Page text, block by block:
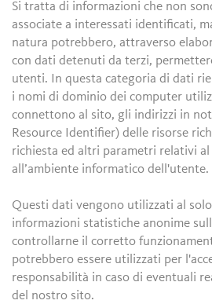
Si tratta di informazioni che non
associate a interessati identificati,
natura potrebbero, attraverso
con dati detenuti da terzi,
utenti. In questa categoria di dati
i nomi di dominio dei computer
connettono al sito, gli indirizzi in
Resource Identifier) delle risorse
richiesta ed altri parametri relativi
all’ambiente informatico dell'utente.
Questi dati vengono utilizzati al
informazioni statistiche anonime
controllarne il corretto
potrebbero essere utilizzati per
responsabilità in caso di eventuali
del nostro sito.